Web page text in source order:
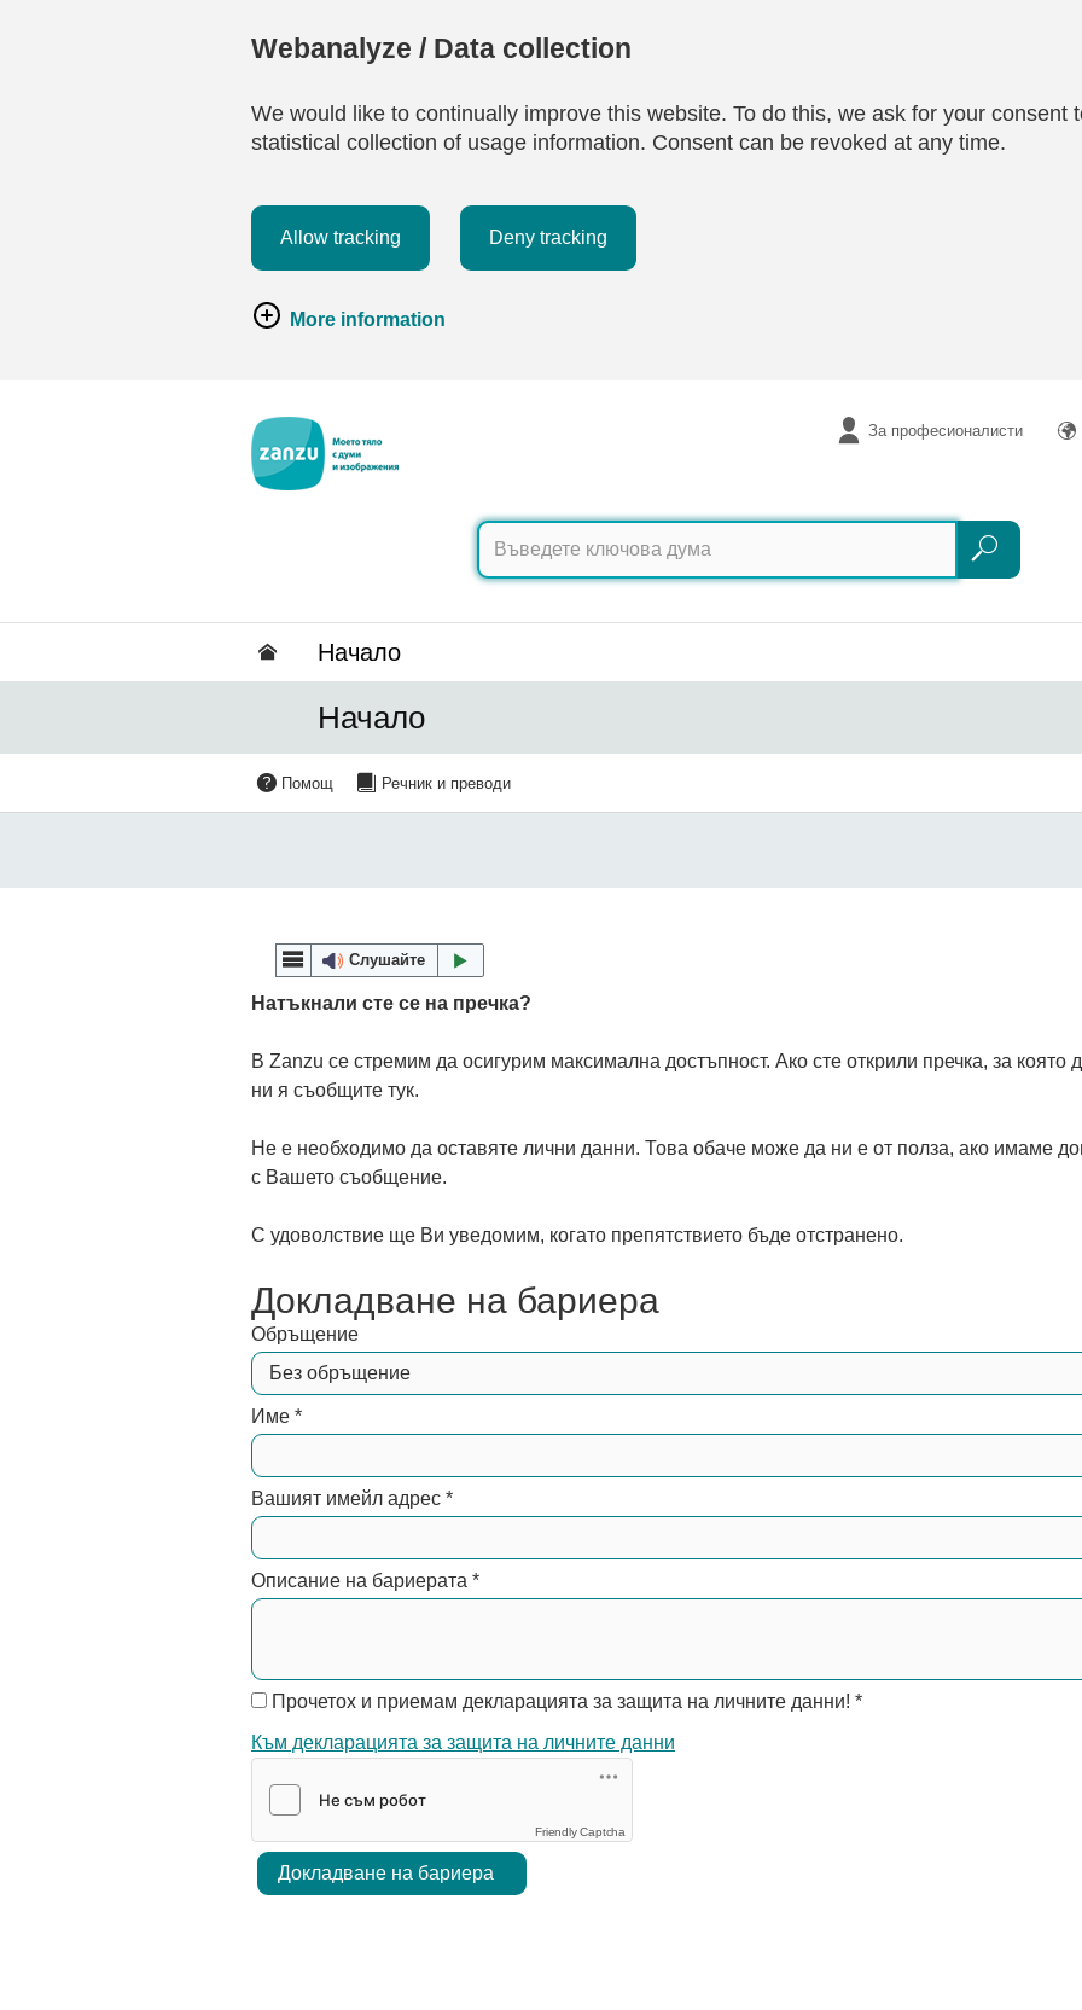
Webanalyze / Data collection
We would like to continually improve this website. To do this, we ask for your consent
statistical collection of usage information. Consent can be revoked at any time.
Allow tracking Deny tracking
More information
За професионалисти
Търсене
Търсене
Hачало
Hачало
Помощ Речник и преводи
Слушайте
Натъкнали сте се на пречка?
В Zanzu се стремим да осигурим максимална достъпност. Ако сте открили пречка, за която
ни я съобщите тук.
Не е необходимо да оставяте лични данни. Това обаче може да ни е от полза, ако имаме
с Вашето съобщение.
С удоволствие ще Ви уведомим, когато препятствието бъде отстранено.
Докладване на бариера
Обръщение
Име *
Вашият имейл адрес *
Описание на бариерата *
Прочетох и приемам декларацията за защита на личните данни! *
Към декларацията за защита на личните данни
Friendly Captcha
Докладване на бариера